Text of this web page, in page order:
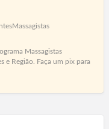
Massagistas
e Região. Faça um pix para